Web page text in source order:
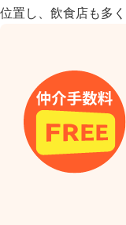
位置し、飲食店も多